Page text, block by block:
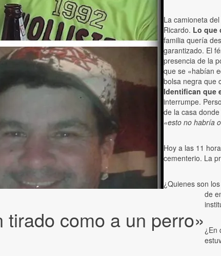
como a un perro»
La camioneta
Ricardo. Lo que
familia quería
garantizado. El
presencia de la
que se «habían
bolsa negra que
Identifican que
interrumpe.
de la casa
«esto no habría
Hoy a las 11
cementerio. La
¿Quienes son
de
¿En